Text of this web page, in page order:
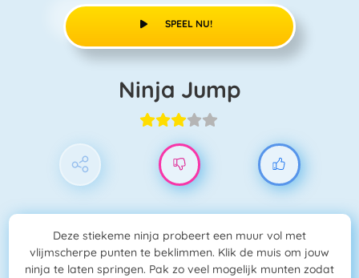
SPEEL NU!
Ninja Jump
Deze stiekeme ninja probeert een muur vol met
vlijmscherpe punten te beklimmen. Klik de muis om jouw
ninja te laten springen. Pak zo veel mogelijk munten zodat